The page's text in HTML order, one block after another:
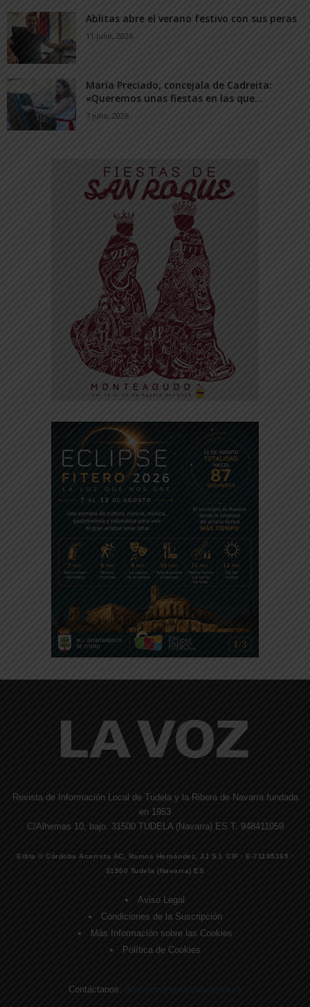
Ablitas abre el verano festivo con sus peras
11 julio, 2026
María Preciado, concejala de Cadreita:
«Queremos unas fiestas en las que...
7 julio, 2026
Revista de Información Local de Tudela y la Ribera de Navarra fundada
en 1953
C/Alhemas 10, bajo. 31500 TUDELA (Navarra) ES T. 948411059
Edita © Córdoba Acarreta AC, Ramos Hernández, JJ S.I. CIF · E-71185169 ·
31500 Tudela (Navarra) ES
Aviso Legal
Condiciones de la Suscripción
Más Información sobre las Cookies
Política de Cookies
Contáctanos: direccion@lavozdelaribera.es